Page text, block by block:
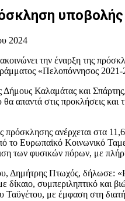
2024
την έναρξη της
«Πελοπόννησος 2021-
Καλαμάτας και Σπάρτης,
απαντά στις προκλήσεις και
πρόσκλησης ανέρχεται στα
το Ευρωπαϊκό Κοινωνικό
των φυσικών πόρων, με
Δημήτρης Πτωχός, δήλωσε: «Η
δίκαιο, συμπεριληπτικό και
με έμφαση στη